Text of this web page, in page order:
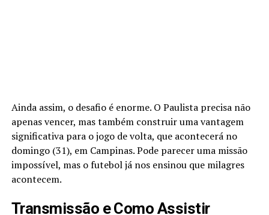
Ainda assim, o desafio é enorme. O Paulista precisa não
apenas vencer, mas também construir uma vantagem
significativa para o jogo de volta, que acontecerá no
domingo (31), em Campinas. Pode parecer uma missão
impossível, mas o futebol já nos ensinou que milagres
acontecem.
Transmissão e Como Assistir